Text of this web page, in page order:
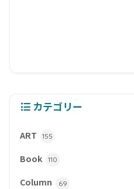
カテゴリー
ART 155
Book 110
Column 69